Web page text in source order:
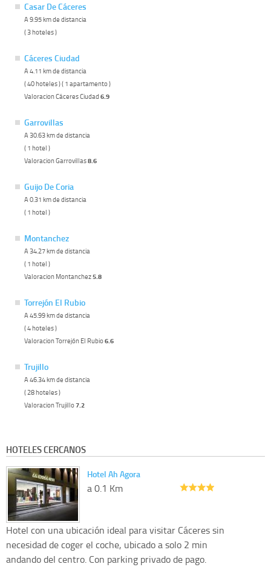
Casar De Cáceres
A 9.95 km de distancia
( 3 hoteles )
Cáceres Ciudad
A 4.11 km de distancia
( 40 hoteles ) ( 1 apartamento )
Valoracion Cáceres Ciudad 6.9
Garrovillas
A 30.63 km de distancia
( 1 hotel )
Valoracion Garrovillas8.6
Guijo De Coria
A 0.31 km de distancia
( 1 hotel )
Montanchez
A 34.27 km de distancia
( 1 hotel )
Valoracion Montanchez5.8
Torrejón El Rubio
A 45.99 km de distancia
( 4 hoteles )
Valoracion Torrejón El Rubio6.6
Trujillo
A 46.34 km de distancia
( 28 hoteles )
Valoracion Trujillo7.2
HOTELES CERCANOS
Hotel Ah Agora
a 0.1 Km
Hotel con una ubicación ideal para visitar Cáceres sin
necesidad de coger el coche, ubicado a solo 2 min
andando del centro. Con parking privado de pago.